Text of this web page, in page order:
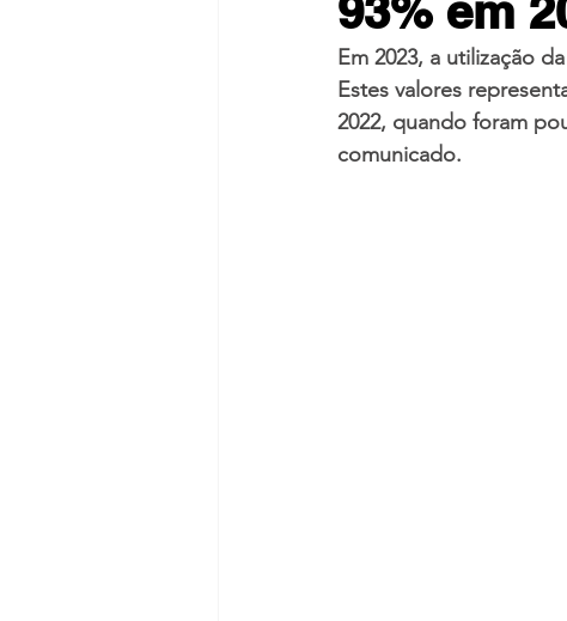
Em 2023, a utilização
Estes valores
2022, quando foram
comunicado.